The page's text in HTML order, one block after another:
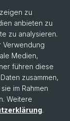
zu
anbieten zu
zu analysieren.
Verwendung
Medien,
führen diese
zusammen,
im Rahmen
Weitere
.